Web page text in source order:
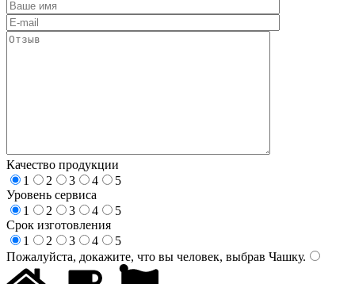
Качество продукции
1
2 3 4
5
Уровень сервиса
1
2 3 4
5
Срок изготовления
1
2 3 4
5
Пожалуйста, докажите, что вы человек, выбрав Чашку.